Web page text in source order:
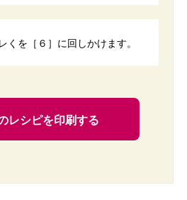
くを［６］に回しかけます。
レシピを印刷する